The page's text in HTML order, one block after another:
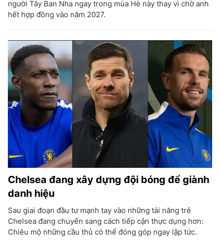
người Tây Ban Nha ngay trong mùa Hè này thay vì chờ anh
hết hợp đồng vào năm 2027.
Chelsea đang xây dựng đội bóng để giành
danh hiệu
Sau giai đoạn đầu tư mạnh tay vào những tài năng trẻ
Chelsea đang chuyển sang cách tiếp cận thực dụng hơn:
Chiêu mộ những cầu thủ có thể đóng góp ngay lập tức.